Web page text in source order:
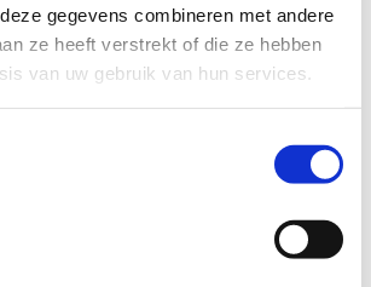
gegevens combineren met andere
ze heeft verstrekt of die ze hebben
van uw gebruik van hun services.
.
ons via